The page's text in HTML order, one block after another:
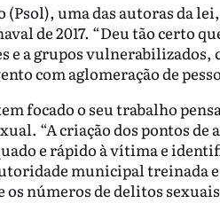
uma das autoras da
de 2017. “Deu tão certo
e a grupos vulnerabilizados,
com aglomeração de
focado o seu trabalho
“A criação dos pontos de
e rápido à vítima e
municipal treinada
números de delitos